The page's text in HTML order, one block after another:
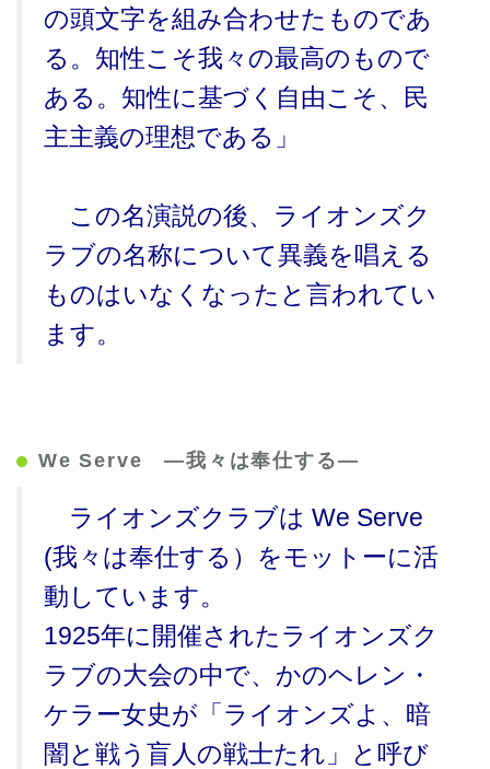
の頭文字を組み合わせたものであ
る。知性こそ我々の最高のもので
ある。知性に基づく自由こそ、民
主主義の理想である」
この名演説の後、ライオンズク
ラブの名称について異義を唱える
ものはいなくなったと言われてい
ます。
We Serve ―我々は奉仕する―
ライオンズクラブは We Serve
(我々は奉仕する）をモットーに活
動しています。
1925年に開催されたライオンズク
ラブの大会の中で、かのヘレン・
ケラー女史が「ライオンズよ、暗
闇と戦う盲人の戦士たれ」と呼び